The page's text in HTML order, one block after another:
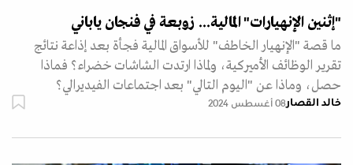
"إثنين الإنهيارات" المالية... زوبعة في فنجان ياباني
ما قصة "الإنهيار الخاطف" للأسواق المالية فجأة بعد إذاعة نتائج
تقرير الوظائف الأميركية، ولماذا ارتدت الشاشات خضراء؟ فماذا
حصل، وماذا عن "اليوم التالي" بعد اجتماعات الفيديرالي؟
خالد القصار08 أغسطس 2024